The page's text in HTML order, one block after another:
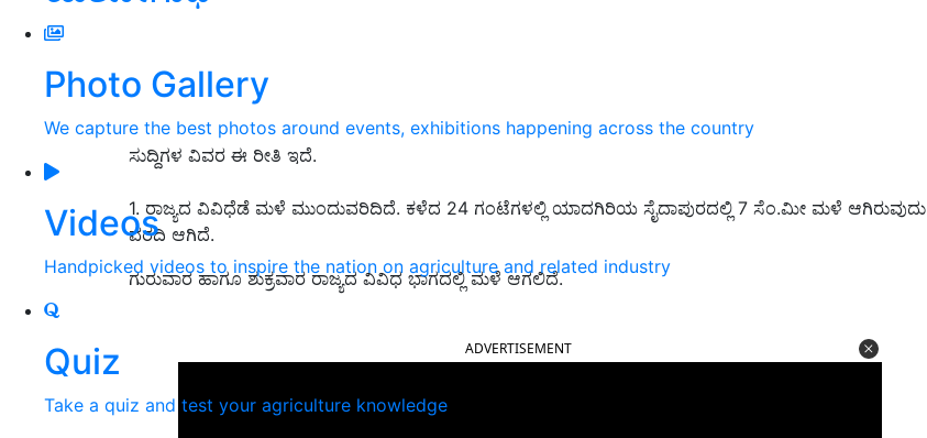
Photo Gallery
We capture the best photos around events, exhibitions happening across the country
Videos
Handpicked videos to inspire the nation on agriculture and related industry
Quiz
Take a quiz and test your agriculture knowledge
ಸುದ್ದಿಗಳ ವಿವರ ಈ ರೀತಿ ಇದೆ.
1. ರಾಜ್ಯದ ವಿವಿಧೆಡೆ ಮಳೆ ಮುಂದುವರಿದಿದೆ. ಕಳೆದ 24 ಗಂಟೆಗಳಲ್ಲಿ ಯಾದಗಿರಿಯ ಸೈದಾಪುರದಲ್ಲಿ 7 ಸೆಂ.ಮೀ ಮಳೆ ಆಗಿರುವುದು
ವರದಿ ಆಗಿದೆ.
ಗುರುವಾರ ಹಾಗೂ ಶುಕ್ರವಾರ ರಾಜ್ಯದ ವಿವಿಧ ಭಾಗದಲ್ಲಿ ಮಳೆ ಆಗಲಿದೆ.